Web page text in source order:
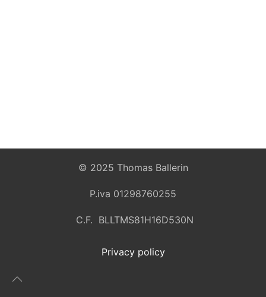
© 2025 Thomas Ballerin
P.iva 01298760255
C.F. BLLTMS81H16D530N
Privacy policy